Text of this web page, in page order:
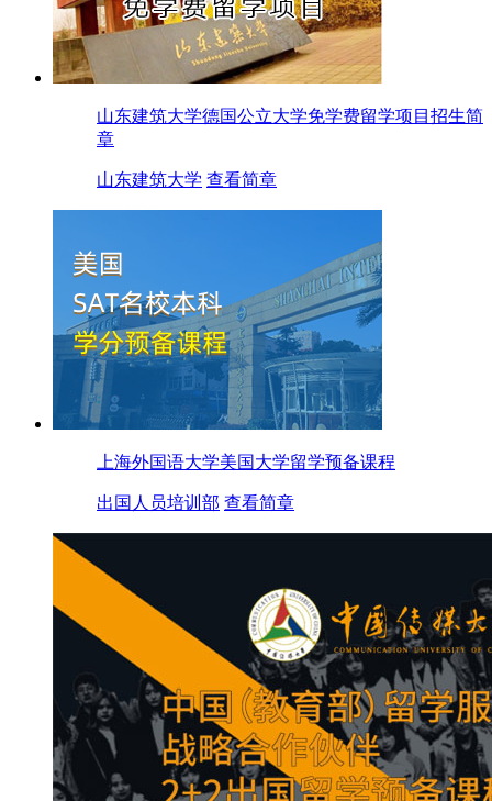
山东建筑大学德国公立大学免学费留学项目招生简
章
山东建筑大学 查看简章
上海外国语大学美国大学留学预备课程
出国人员培训部 查看简章